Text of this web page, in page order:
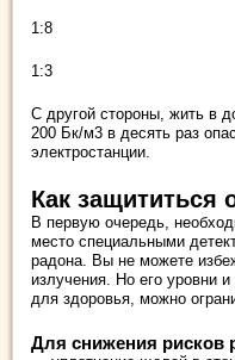
1:8
1:3
С другой стороны, жить в
200 Бк/м3 в десять раз
электростанции.
Как защититься
В первую очередь,
место специальными
радона. Вы не можете
излучения. Но его уровни
для здоровья, можно
Для снижения рисков